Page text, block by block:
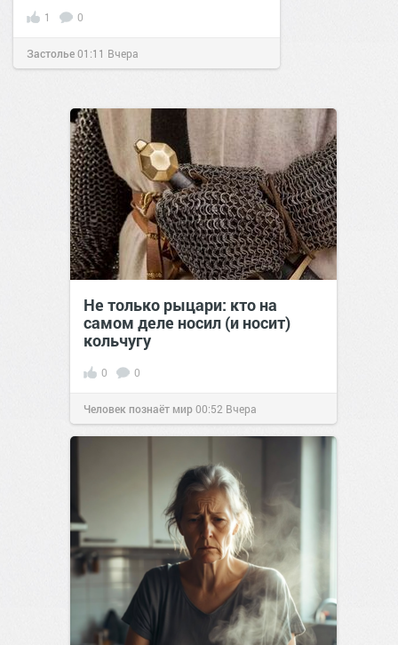
1 0
Застолье01:11 Вчера
Не только рыцари: кто на
самом деле носил (и носит)
кольчугу
0 0
Человек познаёт мир00:52 Вчера